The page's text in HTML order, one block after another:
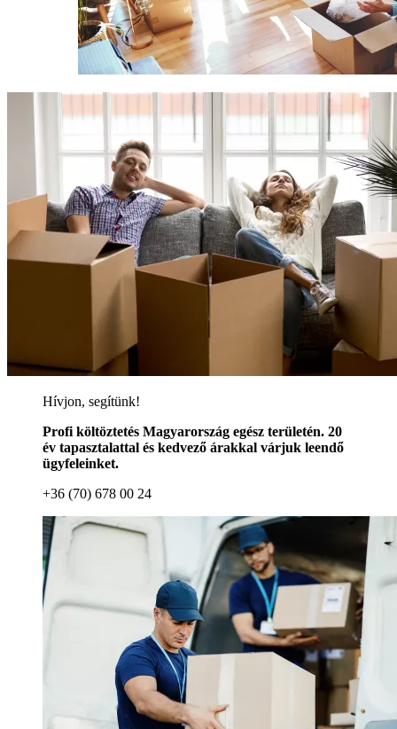
Hívjon, segítünk!
Profi költöztetés Magyarország egész területén. 20
év tapasztalattal és kedvező árakkal várjuk leendő
ügyfeleinket.
+36 (70) 678 00 24